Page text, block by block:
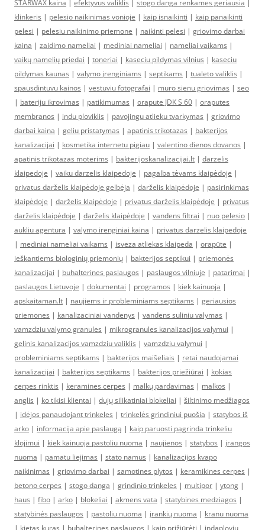
STARWAX kaina efektyvus valiklis stogo danga renkames geriausia
klinkeris | pelesio naikinimas vonioje | kaip isnaikinti | kaip panaikinti
pelesi | pelesiu naikinimo priemone | naikinti pelesi | griovimo darbai
kaina | zaidimo nameliai | mediniai nameliai | nameliai vaikams |
vaikų namelių priedai | toneriai | kaseciu pildymas vilnius | kaseciu
pildymas kaunas | valymo įrenginiams | septikams | tualeto valiklis |
spausdintuvu kainos | vestuviu fotografai | muro sienu griovimas | seo
| bateriju ikrovimas | patikimumas | orapute JDK S 60 | oraputes
membranos | indu ploviklis | pavojingu atlieku tvarkymas | griovimo
darbai kaina | geliu pristatymas | apatinis trikotazas | bakterijos
kanalizacijai | kosmetika internetu pigiau | valentino dienos dovanos |
apatinis trikotazas moterims | bakterijoskanalizacijai.lt | darzelis
klaipedoje | vaiku darzelis klaipedoje | pagalba tėvams klaipėdoje |
privatus darželis klaipėdoje gelbėja | darželis klaipėdoje | pasirinkimas
klaipėdoje | darželis klaipėdoje | privatus darželis klaipėdoje | privatus
darželis klaipėdoje | darželis klaipėdoje | vandens filtrai | nuo pelesio |
aukliu agentura | valymo irenginiai kaina | privatus darzelis klaipedoje
| mediniai nameliai vaikams | isveza atliekas klaipeda | orapūte |
ieškantiems biologinių priemonių | bakterijos septikui | priemonės
kanalizacijai | buhalterines paslaugos | paslaugos vilniuje | patarimai |
paslaugos Lietuvoje | dokumentai | programos | kiek kainuoja |
apskaitaman.lt | naujiems ir probleminiams septikams | geriausios
priemones | kanalizaciniai vandenys | vandens suliniu valymas |
vamzdziu valymo granules | mikrogranules kanalizacijos valymui |
gelinis kanalizacijos vamzdziu valiklis | vamzdziu valymui |
probleminiams septikams | bakterijos maišeliais | retai naudojamai
kanalizacijai | bakterijos septikams | bakterijos priežiūrai | kokias
cerpes rinktis | keramines cerpes | malkų pardavimas | malkos |
anglis | ko tikisi klientai | dujų silikatiniai blokeliai | šiltinimo medžiagos
| idėjos panaudojant trinkeles | trinkelės grindiniui puošia | statybos iš
arko | informacija apie paslaugą | kaip paruosti pagrinda trinkeliu
klojimui | kiek kainuoja pastoliu nuoma | naujienos | statybos | įrangos
nuoma | pamatu liejimas | stato namus | kanalizacijos kvapo
naikinimas | griovimo darbai | samotines plytos | keramikines cerpes |
betono cerpes | stogo danga | grindinio trinkeles | multipor | ytong |
haus | fibo | arko | blokeliai | akmens vata | statybines medziagos |
statybinės paslaugos | pastoliu nuoma | įrankių nuoma | kranu nuoma
| kietas kuras | buhalterines paslaugos | kaip prižiūrėti | indaploviu